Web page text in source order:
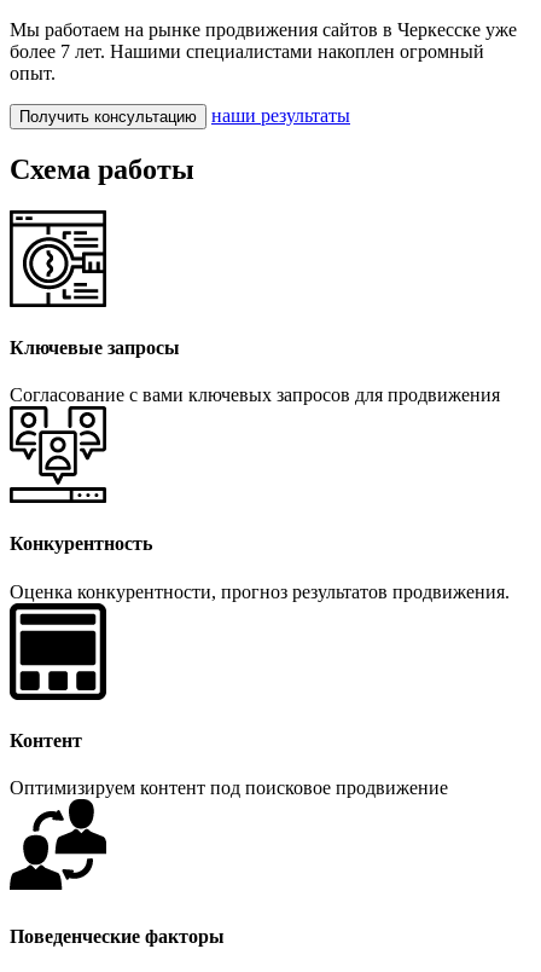
Мы работаем на рынке продвижения сайтов в Черкесске уже
более 7 лет. Нашими специалистами накоплен огромный
опыт.
Получить консультацию наши результаты
Схема работы
Ключевые запросы
Согласование с вами ключевых запросов для продвижения
Конкурентность
Оценка конкурентности, прогноз результатов продвижения.
Контент
Оптимизируем контент под поисковое продвижение
Поведенческие факторы